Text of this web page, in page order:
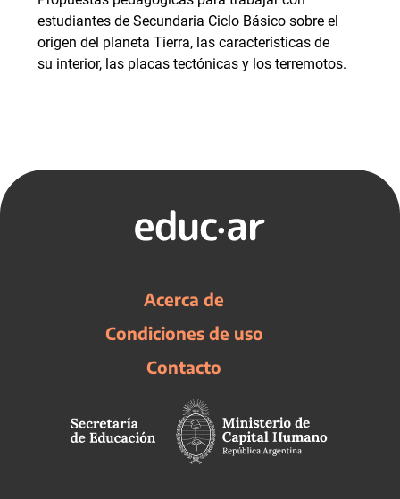
estudiantes de Secundaria Ciclo Básico sobre el
origen del planeta Tierra, las características de
su interior, las placas tectónicas y los terremotos.
Acerca de
Condiciones de uso
Contacto